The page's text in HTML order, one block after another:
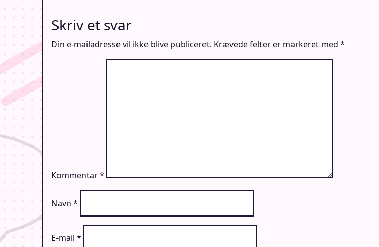
Skriv et svar
Din e-mailadresse vil ikke blive publiceret. Krævede felter er markeret med *
Kommentar*
Navn *
E-mail *